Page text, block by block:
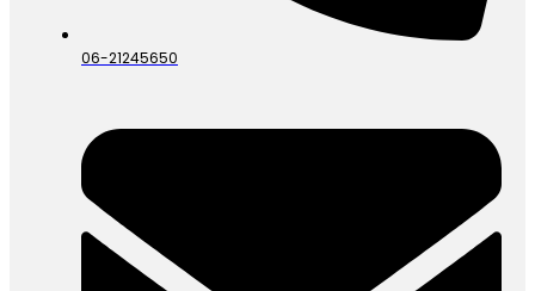
06-21245650